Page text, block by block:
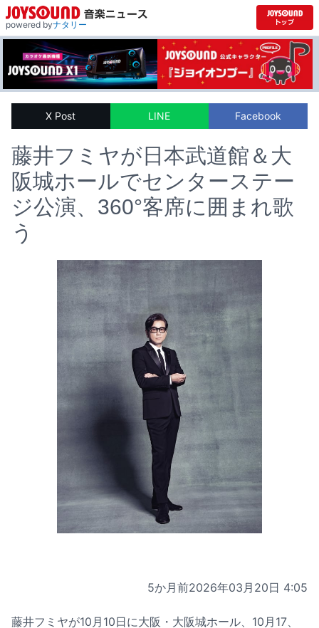
powered byナタリー
X Post LINE Facebook
藤井フミヤが日本武道館＆⼤
阪城ホールでセンターステー
ジ公演、360°客席に囲まれ歌
う
5か月前2026年03月20日 4:05
藤井フミヤが10⽉10⽇に大阪・⼤阪城ホール、10月17、